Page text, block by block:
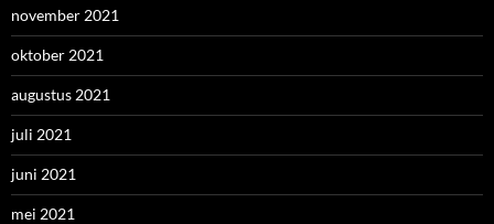
november 2021
oktober 2021
augustus 2021
juli 2021
juni 2021
mei 2021